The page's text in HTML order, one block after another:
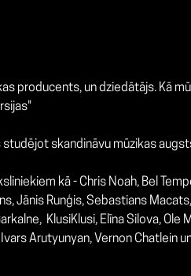
producents, un dziedātājs. Kā
skandināvu mūzikas
kā - Chris Noah, Bel
Jānis Runģis,Sebastians
KlusiKlusi, Elīna Silova, Ole
Ivars Arutyunyan, Vernon Chatlein